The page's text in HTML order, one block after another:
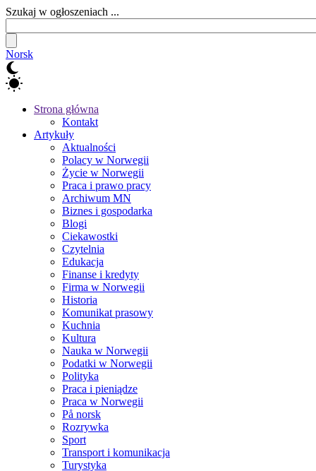
Szukaj w ogłoszeniach ...
Norsk
Strona główna
Kontakt
Artykuły
Aktualności
Polacy w Norwegii
Życie w Norwegii
Praca i prawo pracy
Archiwum MN
Biznes i gospodarka
Blogi
Ciekawostki
Czytelnia
Edukacja
Finanse i kredyty
Firma w Norwegii
Historia
Komunikat prasowy
Kuchnia
Kultura
Nauka w Norwegii
Podatki w Norwegii
Polityka
Praca i pieniądze
Praca w Norwegii
På norsk
Rozrywka
Sport
Transport i komunikacja
Turystyka